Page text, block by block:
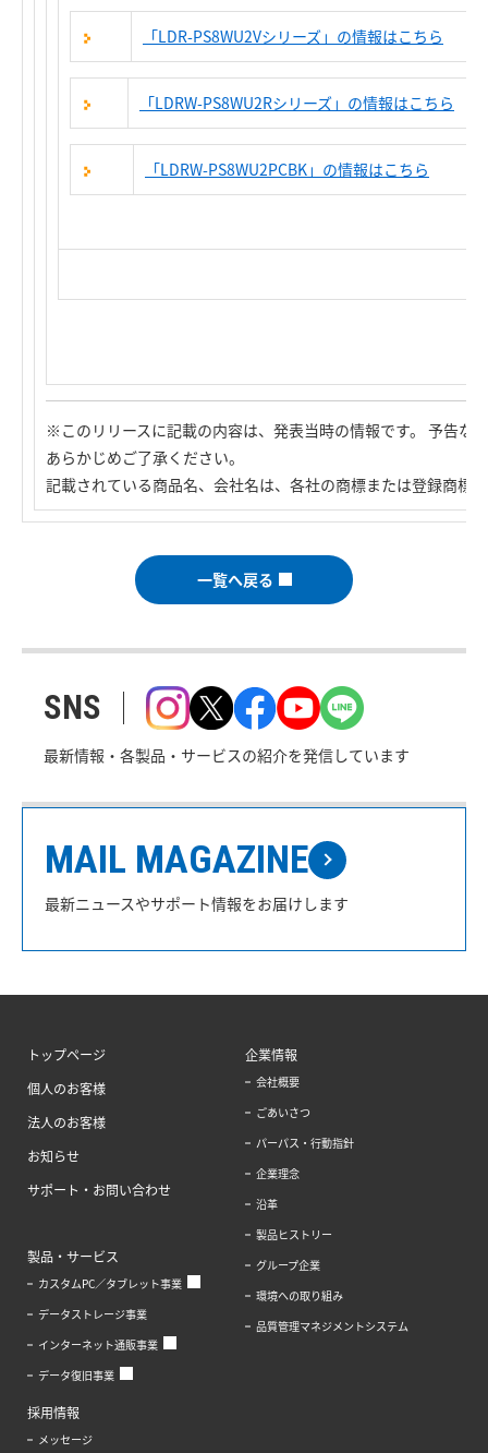
「LDR-PS8WU2Vシリーズ」の情報はこちら
「LDRW-PS8WU2Rシリーズ」の情報はこちら
「LDRW-PS8WU2PCBK」の情報はこちら
※このリリースに記載の内容は、発表当時の情報です。 予告な
あらかじめご了承ください。
記載されている商品名、会社名は、各社の商標または登録商標
一覧へ戻る
SNS
最新情報・各製品・サービスの紹介を発信しています
MAIL MAGAZINE
最新ニュースやサポート情報をお届けします
トップページ
個人のお客様
法人のお客様
お知らせ
サポート・お問い合わせ
製品・サービス
カスタムPC／タブレット事業
データストレージ事業
インターネット通販事業
データ復旧事業
企業情報
会社概要
ごあいさつ
パーパス・行動指針
企業理念
沿革
製品ヒストリー
グループ企業
環境への取り組み
品質管理マネジメントシステム
採用情報
メッセージ